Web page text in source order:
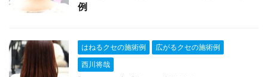
例
はねるクセの施術例
広がるクセの施術例
西川将哉